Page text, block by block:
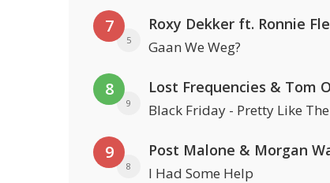
7
5
Roxy Dekker ft. Ronnie
Gaan We Weg?
8
9
Lost Frequencies & Tom
Black Friday - Pretty Like
9
8
Post Malone & Morgan
I Had Some Help